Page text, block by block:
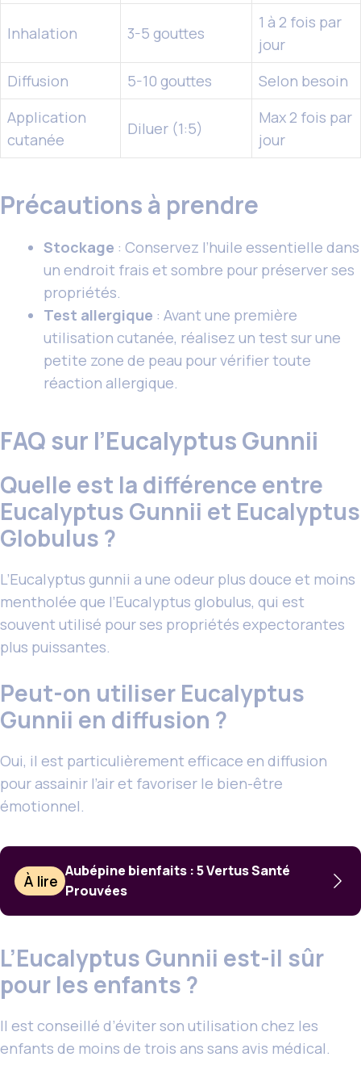
Inhalation 3-5 gouttes
1 à 2 fois par
jour
Diffusion
5-10 gouttes
Selon besoin
Application
cutanée
Diluer (1:5)
Max 2 fois par
jour
Précautions à prendre
Stockage : Conservez l’huile essentielle dans
un endroit frais et sombre pour préserver ses
propriétés.
Test allergique : Avant une première
utilisation cutanée, réalisez un test sur une
petite zone de peau pour vérifier toute
réaction allergique.
FAQ sur l’Eucalyptus Gunnii
Quelle est la différence entre
Eucalyptus Gunnii et Eucalyptus
Globulus ?
L’Eucalyptus gunnii a une odeur plus douce et moins
mentholée que l’Eucalyptus globulus, qui est
souvent utilisé pour ses propriétés expectorantes
plus puissantes.
Peut-on utiliser Eucalyptus
Gunnii en diffusion ?
Oui, il est particulièrement efficace en diffusion
pour assainir l’air et favoriser le bien-être
émotionnel.
À lire
Aubépine bienfaits : 5 Vertus Santé
Prouvées
L’Eucalyptus Gunnii est-il sûr
pour les enfants ?
Il est conseillé d’éviter son utilisation chez les
enfants de moins de trois ans sans avis médical.